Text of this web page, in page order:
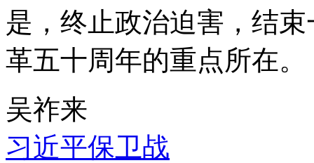
是，终止政治迫害，结
革五十周年的重点所在。
吴祚来
习近平保卫战